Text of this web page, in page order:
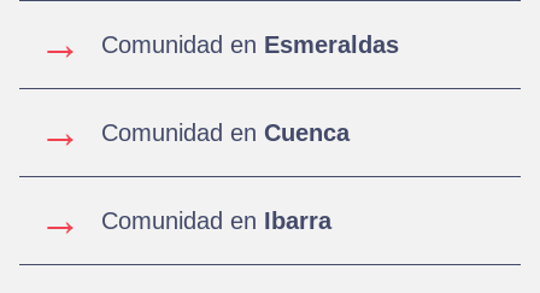
→ Comunidad en Esmeraldas
→ Comunidad en Cuenca
→ Comunidad en Ibarra